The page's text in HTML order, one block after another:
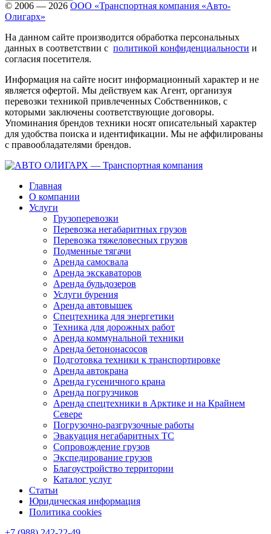
© 2006 — 2026 ООО «Транспортная компания «Авто-
Олигарх»
На данном сайте производится обработка персональных
данных в соответствии с политикой конфиденциальности и
согласия посетителя.
Информация на сайте носит информационный характер и не
является офертой. Мы действуем как Агент, организуя
перевозки техникой привлеченных Собственников, с
которыми заключены соответствующие договоры.
Упоминания брендов техники носят описательный характер
для удобства поиска и идентификации. Мы не аффилированы
с правообладателями брендов.
Главная
О компании
Услуги
Грузоперевозки
Перевозка негабаритных грузов
Перевозка тяжеловесных грузов
Подменные тягачи
Аренда самосвала
Аренда экскаваторов
Аренда бульдозеров
Услуги бурения
Аренда автовышек
Спецтехника для энергетики
Техника для дорожных работ
Аренда коммунальной техники
Аренда бетононасосов
Подготовка техники к транспортировке
Аренда автокрана
Аренда гусеничного крана
Аренда погрузчиков
Аренда спецтехники в Арктике и на Крайнем
Севере
Погрузочно-разгрузочные работы
Эвакуация негабаритных ТС
Сопровождение грузов
Экспедирование грузов
Благоустройство территории
Каталог услуг
Статьи
Юридическая информация
Политика cookies